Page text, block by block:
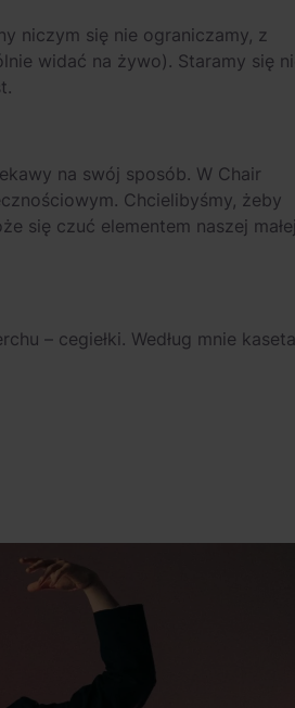
niczym się nie ograniczamy, z
widać na żywo). Staramy się
na swój sposób. W Chair
Chcielibyśmy, żeby
się czuć elementem naszej małej
– cegiełki. Według mnie kaseta